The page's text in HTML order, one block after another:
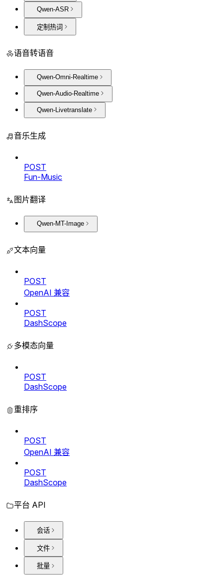
Qwen-ASR
定制热词
语音转语音
Qwen-Omni-Realtime
Qwen-Audio-Realtime
Qwen-Livetranslate
音乐生成
POST
Fun-Music
图片翻译
Qwen-MT-Image
文本向量
POST
OpenAI 兼容
POST
DashScope
多模态向量
POST
DashScope
重排序
POST
OpenAI 兼容
POST
DashScope
平台 API
会话
文件
批量